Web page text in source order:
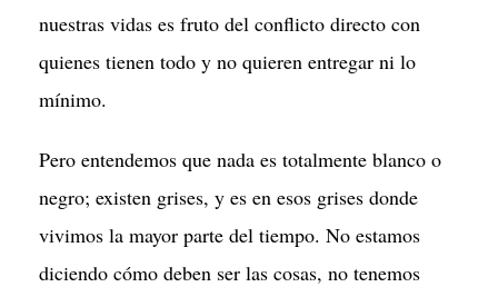
nuestras vidas es fruto del conflicto directo con
quienes tienen todo y no quieren entregar ni lo
mínimo.
Pero entendemos que nada es totalmente blanco o
negro; existen grises, y es en esos grises donde
vivimos la mayor parte del tiempo. No estamos
diciendo cómo deben ser las cosas, no tenemos